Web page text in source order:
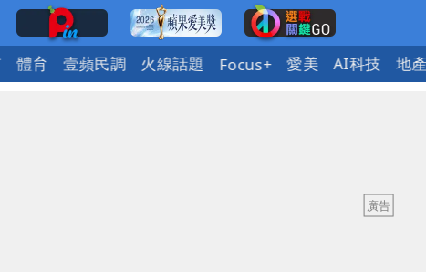
體育 壹蘋民調 火線話題 Focus+ 愛美 AI科技 地